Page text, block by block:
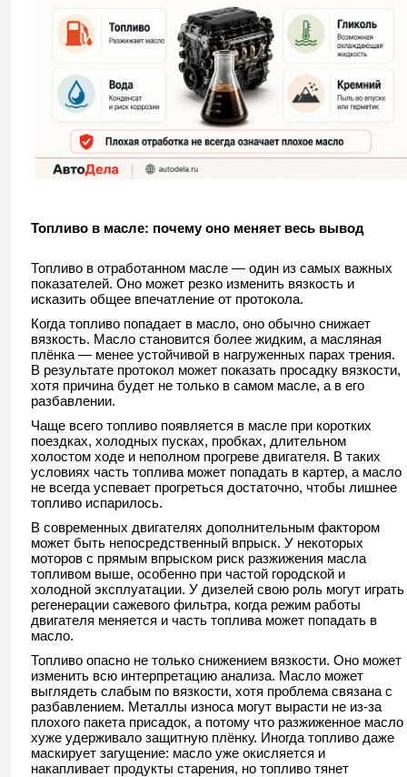
Топливо в масле: почему оно меняет весь вывод
Топливо в отработанном масле — один из самых важных
показателей. Оно может резко изменить вязкость и
исказить общее впечатление от протокола.
Когда топливо попадает в масло, оно обычно снижает
вязкость. Масло становится более жидким, а масляная
плёнка — менее устойчивой в нагруженных парах трения.
В результате протокол может показать просадку вязкости,
хотя причина будет не только в самом масле, а в его
разбавлении.
Чаще всего топливо появляется в масле при коротких
поездках, холодных пусках, пробках, длительном
холостом ходе и неполном прогреве двигателя. В таких
условиях часть топлива может попадать в картер, а масло
не всегда успевает прогреться достаточно, чтобы лишнее
топливо испарилось.
В современных двигателях дополнительным фактором
может быть непосредственный впрыск. У некоторых
моторов с прямым впрыском риск разжижения масла
топливом выше, особенно при частой городской и
холодной эксплуатации. У дизелей свою роль могут играть
регенерации сажевого фильтра, когда режим работы
двигателя меняется и часть топлива может попадать в
масло.
Топливо опасно не только снижением вязкости. Оно может
изменить всю интерпретацию анализа. Масло может
выглядеть слабым по вязкости, хотя проблема связана с
разбавлением. Металлы износа могут вырасти не из-за
плохого пакета присадок, а потому что разжиженное масло
хуже удерживало защитную плёнку. Иногда топливо даже
маскирует загущение: масло уже окисляется и
накапливает продукты старения, но топливо тянет